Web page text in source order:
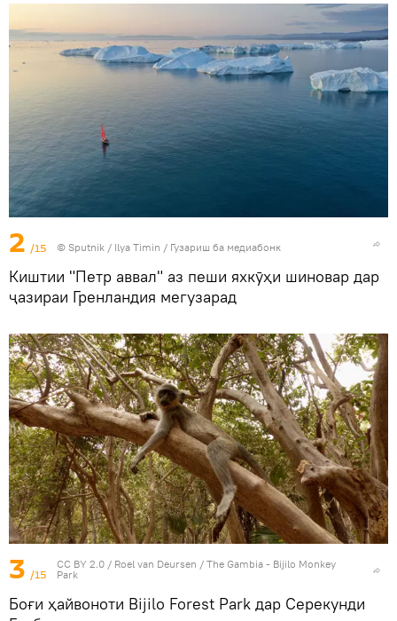
2 /15 © Sputnik / Ilya Timin / Гузариш ба медиабонк
Киштии "Петр аввал" аз пеши яхкӯҳи шиновар дар
ҷазираи Гренландия мегузарад
3 /15
CC BY 2.0 / Roel van Deursen / The Gambia - Bijilo Monkey
Park
Боғи ҳайвоноти Bijilo Forest Park дар Серекунди